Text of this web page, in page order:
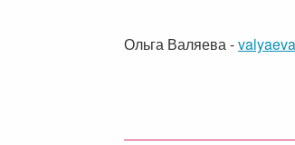
Ольга Валяева -